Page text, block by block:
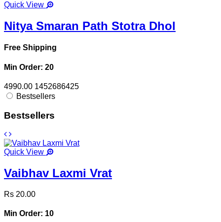
Quick View
Nitya Smaran Path Stotra Dhol
Free Shipping
Min Order: 20
4990.00 1452686425
Bestsellers
Bestsellers
Quick View
Vaibhav Laxmi Vrat
Rs 20.00
Min Order: 10